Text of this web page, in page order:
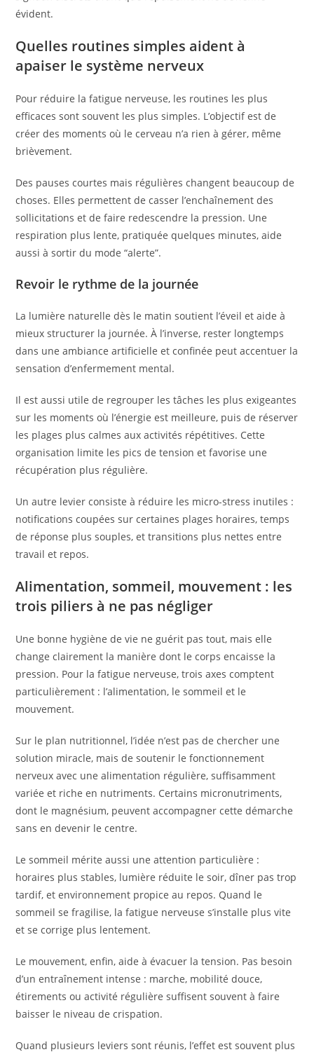
évident.
Quelles routines simples aident à
apaiser le système nerveux
Pour réduire la fatigue nerveuse, les routines les plus
efficaces sont souvent les plus simples. L’objectif est de
créer des moments où le cerveau n’a rien à gérer, même
brièvement.
Des pauses courtes mais régulières changent beaucoup de
choses. Elles permettent de casser l’enchaînement des
sollicitations et de faire redescendre la pression. Une
respiration plus lente, pratiquée quelques minutes, aide
aussi à sortir du mode “alerte”.
Revoir le rythme de la journée
La lumière naturelle dès le matin soutient l’éveil et aide à
mieux structurer la journée. À l’inverse, rester longtemps
dans une ambiance artificielle et confinée peut accentuer la
sensation d’enfermement mental.
Il est aussi utile de regrouper les tâches les plus exigeantes
sur les moments où l’énergie est meilleure, puis de réserver
les plages plus calmes aux activités répétitives. Cette
organisation limite les pics de tension et favorise une
récupération plus régulière.
Un autre levier consiste à réduire les micro-stress inutiles :
notifications coupées sur certaines plages horaires, temps
de réponse plus souples, et transitions plus nettes entre
travail et repos.
Alimentation, sommeil, mouvement : les
trois piliers à ne pas négliger
Une bonne hygiène de vie ne guérit pas tout, mais elle
change clairement la manière dont le corps encaisse la
pression. Pour la fatigue nerveuse, trois axes comptent
particulièrement : l’alimentation, le sommeil et le
mouvement.
Sur le plan nutritionnel, l’idée n’est pas de chercher une
solution miracle, mais de soutenir le fonctionnement
nerveux avec une alimentation régulière, suffisamment
variée et riche en nutriments. Certains micronutriments,
dont le magnésium, peuvent accompagner cette démarche
sans en devenir le centre.
Le sommeil mérite aussi une attention particulière :
horaires plus stables, lumière réduite le soir, dîner pas trop
tardif, et environnement propice au repos. Quand le
sommeil se fragilise, la fatigue nerveuse s’installe plus vite
et se corrige plus lentement.
Le mouvement, enfin, aide à évacuer la tension. Pas besoin
d’un entraînement intense : marche, mobilité douce,
étirements ou activité régulière suffisent souvent à faire
baisser le niveau de crispation.
Quand plusieurs leviers sont réunis, l’effet est souvent plus